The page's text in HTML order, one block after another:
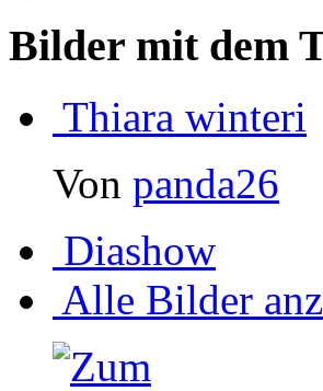
Bilder mit dem
Thiara winteri
Von panda26
Diashow
Alle Bilder